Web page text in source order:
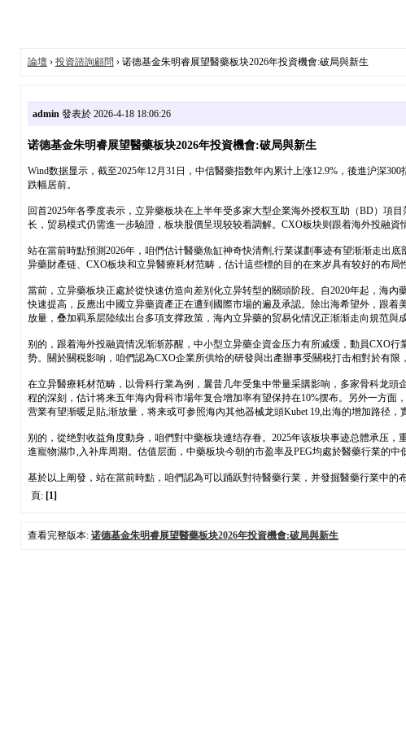
論壇› 投資諮詢顧問 › 诺德基金朱明睿展望醫藥板块2026年投資機會:破局與新生
admin發表於 2026-4-18 18:06:26
诺德基金朱明睿展望醫藥板块2026年投資機會:破局與新生
Wind数据显示，截至2025年12月31日，中信醫藥指数年內累计上涨12.9%，後進沪深
跌幅居前。
回首2025年各季度表示，立异藥板块在上半年受多家大型企業海外授权互助（BD）項
长，贸易模式仍需進一步驗證，板块股價呈現较较着調解。CXO板块则跟着海外投融資
站在當前時點預測2026年，咱們估计醫藥魚缸神奇快清劑,行業谋劃事迹有望渐渐走出
异藥財產链、CXO板块和立异醫療耗材范畴，估计這些標的目的在来岁具有较好的布局
當前，立异藥板块正處於從快速仿造向差别化立异转型的關頭阶段。自2020年起，海
快速提高，反應出中國立异藥資產正在遭到國際市場的遍及承認。除出海希望外，跟
放量，叠加羁系层陸续出台多項支撑政策，海內立异藥的贸易化情况正渐渐走向規范與
别的，跟着海外投融資情况渐渐苏醒，中小型立异藥企資金压力有所减缓，動員CXO
势。關於關税影响，咱們認為CXO企業所供给的研發與出產辦事受關税打击相對於有限
在立异醫療耗材范畴，以骨科行業為例，曩昔几年受集中带量采購影响，多家骨科龙
程的深刻，估计将来五年海內骨科市場年复合增加率有望保持在10%摆布。另外一方
营業有望渐暖足貼,渐放量，将来或可参照海內其他器械龙頭Kubet 19,出海的增加路径，
别的，從绝對收益角度動身，咱們對中藥板块連结存眷。2025年该板块事迹总體承压
進寵物濕巾,入补库周期。估值层面，中藥板块今朝的市盈率及PEG均處於醫藥行業的
基於以上阐發，站在當前時點，咱們認為可以踊跃對待醫藥行業，并發掘醫藥行業中的
頁: [1]
查看完整版本: 诺德基金朱明睿展望醫藥板块2026年投資機會:破局與新生